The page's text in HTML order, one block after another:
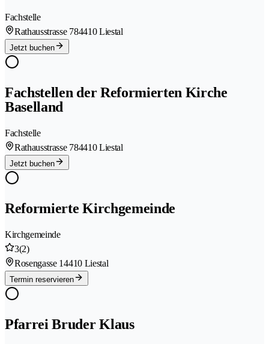
Fachstelle
Rathausstrasse 784410 Liestal
Jetzt buchen
Fachstellen der Reformierten Kirche
Baselland
Fachstelle
Rathausstrasse 784410 Liestal
Jetzt buchen
Reformierte Kirchgemeinde
Kirchgemeinde
3(2)
Rosengasse 14410 Liestal
Termin reservieren
Pfarrei Bruder Klaus